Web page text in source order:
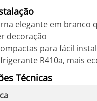
elegante em branco
decoração
para fácil
R410a, mais
Técnicas